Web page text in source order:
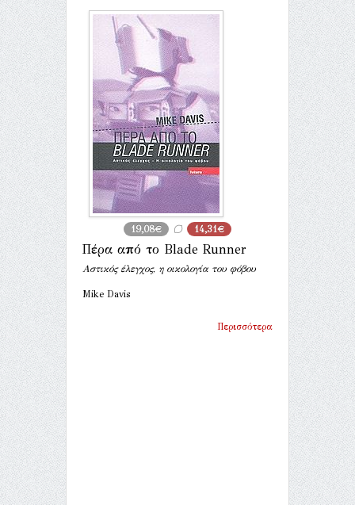
19,08€ 14,31€
Πέρα από το Blade Runner
Αστικός έλεγχος, η οικολογία του φόβου
Mike Davis
Περισσότερα